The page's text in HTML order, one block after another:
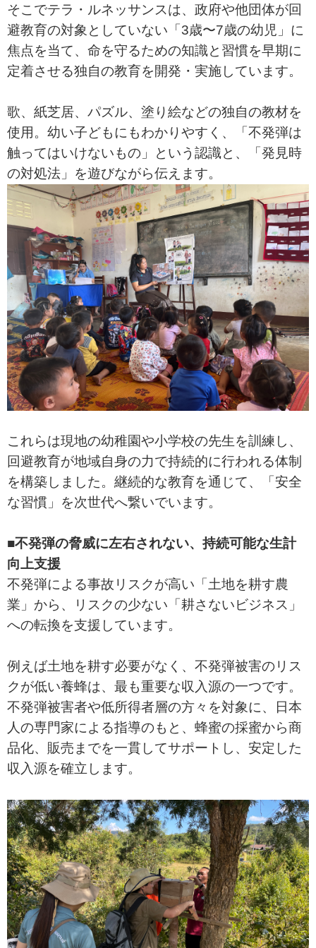
そこでテラ・ルネッサンスは、政府や他団体が回
避教育の対象としていない「3歳〜7歳の幼児」に
焦点を当て、命を守るための知識と習慣を早期に
定着させる独自の教育を開発・実施しています。
歌、紙芝居、パズル、塗り絵などの独自の教材を
使用。幼い子どもにもわかりやすく、「不発弾は
触ってはいけないもの」という認識と、「発見時
の対処法」を遊びながら伝えます。
これらは現地の幼稚園や小学校の先生を訓練し、
回避教育が地域自身の力で持続的に行われる体制
を構築しました。継続的な教育を通じて、「安全
な習慣」を次世代へ繋いでいます。
■不発弾の脅威に左右されない、持続可能な生計
向上支援
不発弾による事故リスクが高い「土地を耕す農
業」から、リスクの少ない「耕さないビジネス」
への転換を支援しています。
例えば土地を耕す必要がなく、不発弾被害のリス
クが低い養蜂は、最も重要な収入源の一つです。
不発弾被害者や低所得者層の方々を対象に、日本
人の専門家による指導のもと、蜂蜜の採蜜から商
品化、販売までを一貫してサポートし、安定した
収入源を確立します。